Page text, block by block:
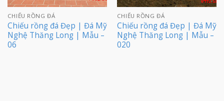
CHIẾU RỒNG ĐÁ
Chiếu rồng đá Đẹp | Đá Mỹ
Nghệ Thăng Long | Mẫu –
06
CHIẾU RỒNG ĐÁ
Chiếu rồng đá Đẹp | Đá Mỹ
Nghệ Thăng Long | Mẫu –
020